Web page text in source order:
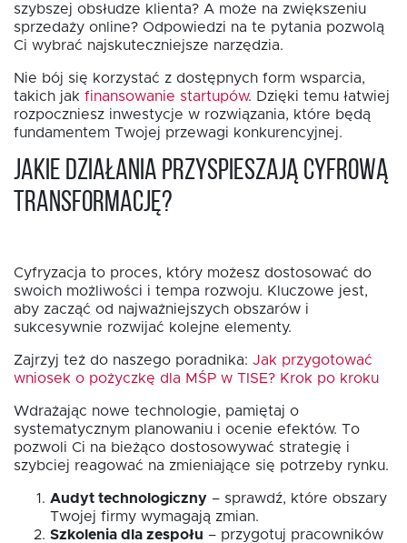
szybszej obsłudze klienta? A może na zwiększeniu
sprzedaży online? Odpowiedzi na te pytania pozwolą
Ci wybrać najskuteczniejsze narzędzia.
Nie bój się korzystać z dostępnych form wsparcia,
takich jak finansowanie startupów. Dzięki temu łatwiej
rozpoczniesz inwestycje w rozwiązania, które będą
fundamentem Twojej przewagi konkurencyjnej.
Jakie działania przyspieszają cyfrową
transformację?
Cyfryzacja to proces, który możesz dostosować do
swoich możliwości i tempa rozwoju. Kluczowe jest,
aby zacząć od najważniejszych obszarów i
sukcesywnie rozwijać kolejne elementy.
Zajrzyj też do naszego poradnika: Jak przygotować
wniosek o pożyczkę dla MŚP w TISE? Krok po kroku
Wdrażając nowe technologie, pamiętaj o
systematycznym planowaniu i ocenie efektów. To
pozwoli Ci na bieżąco dostosowywać strategię i
szybciej reagować na zmieniające się potrzeby rynku.
Audyt technologiczny – sprawdź, które obszary
Twojej firmy wymagają zmian.
Szkolenia dla zespołu – przygotuj pracowników